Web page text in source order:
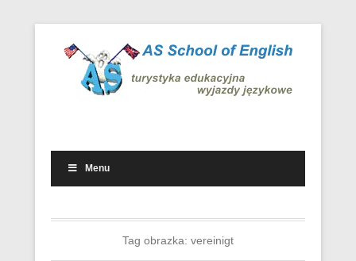
Menu
Tag obrazka: vereinigt